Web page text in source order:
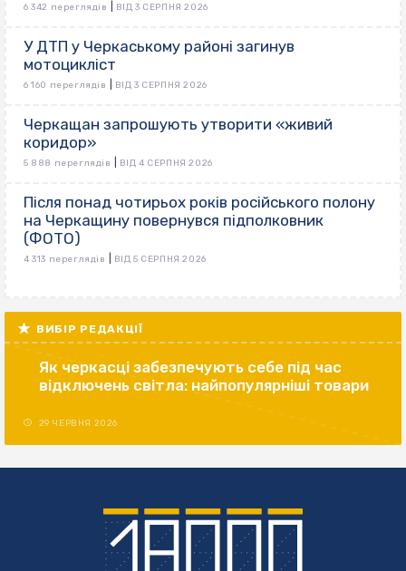
6 342 переглядів ВІД 3 СЕРПНЯ 2026
У ДТП у Черкаському районі загинув
мотоцикліст
6 160 переглядів ВІД 3 СЕРПНЯ 2026
Черкащан запрошують утворити «живий
коридор»
5 888 переглядів ВІД 4 СЕРПНЯ 2026
Після понад чотирьох років російського полону
на Черкащину повернувся підполковник
(ФОТО)
4 313 переглядів ВІД 5 СЕРПНЯ 2026
ВИБІР РЕДАКЦІЇ
Як черкасці забезпечують себе під час
відключень світла: найпопулярніші товари
29 ЧЕРВНЯ 2026